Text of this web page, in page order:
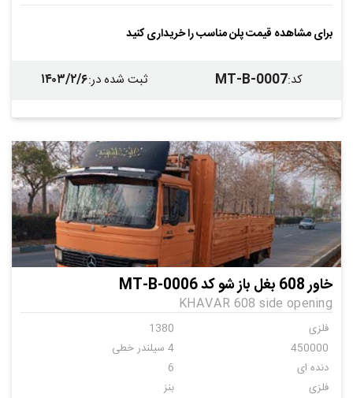
برای مشاهده قیمت پلن مناسب را خریداری کنید
کد:
MT-B-0007 ثبت شده در:۱۴۰۳/۲/۶
خاور 608 بغل باز شو کد MT-B-0006
KHAVAR 608 side opening
فلزی
1380
450000
4 سیلندر خطی
دنده ای
6
فلزی
بنز